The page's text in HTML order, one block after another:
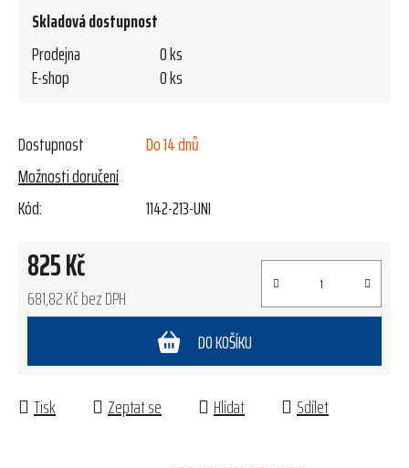
Skladová dostupnost
Prodejna
0 ks
E-shop
0 ks
Dostupnost
Do 14 dnů
Možnosti doručení
Kód:
1142-213-UNI
825 Kč
681,82 Kč bez DPH
DO KOŠÍKU
Tisk Zeptat se Hlídat Sdílet